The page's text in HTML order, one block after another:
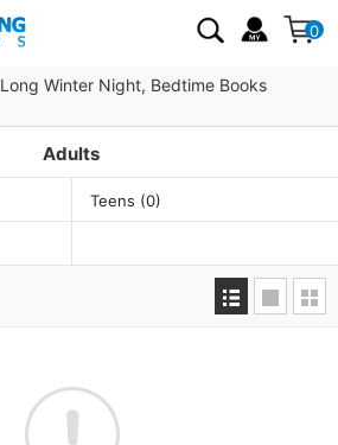
0
Long Winter Night, Bedtime Books
Adults
Teens (0)